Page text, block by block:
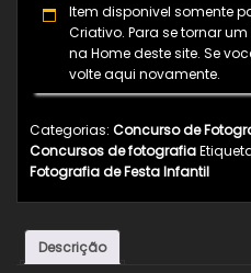
Item disponivel somente
Criativo. Para se tornar
na Home deste site. Se
volte aqui novamente.
Categorias: Concurso de
Concursos de fotografia
Fotografia de Festa Infantil
Descrição